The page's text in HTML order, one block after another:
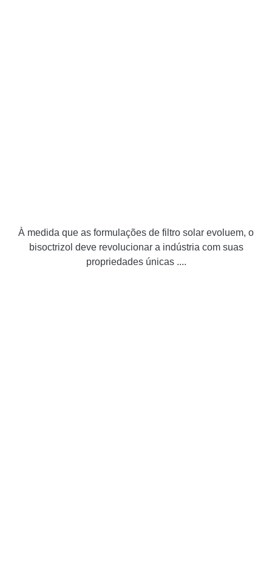
À medida que as formulações de filtro solar evoluem, o
bisoctrizol deve revolucionar a indústria com suas
propriedades únicas ....